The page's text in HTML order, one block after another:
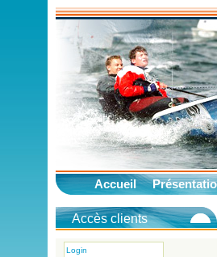
Accueil
Accès clients